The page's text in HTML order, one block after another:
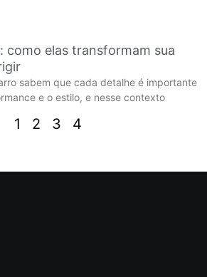
como elas transformam sua
sabem que cada detalhe é importante
e o estilo, e nesse contexto
1 2 3 4